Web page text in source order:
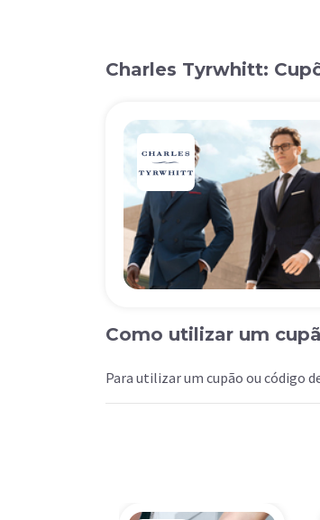
Charles Tyrwhitt:
Como utilizar um
Para utilizar um cupão ou código